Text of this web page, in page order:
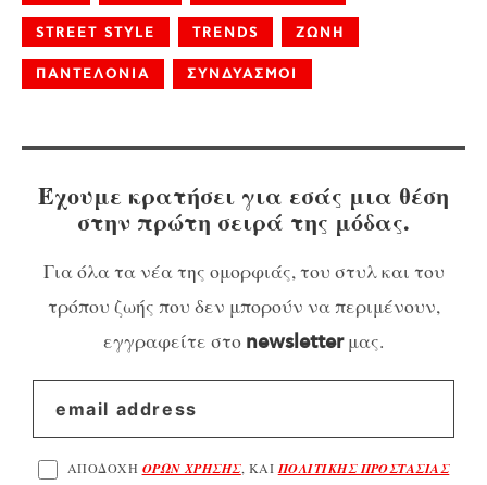
STREET STYLE TRENDS ΖΩΝΗ
ΠΑΝΤΕΛΟΝΙΑ ΣΥΝΔΥΑΣΜΟΙ
Έχουμε κρατήσει για εσάς μια θέση
στην πρώτη σειρά της μόδας.
Για όλα τα νέα της ομορφιάς, του στυλ και του
τρόπου ζωής που δεν μπορούν να περιμένουν,
εγγραφείτε στο newsletterμας.
ΑΠΟΔΟΧΗ ΟΡΩΝ ΧΡΗΣΗΣ, ΚΑΙΠΟΛΙΤΙΚΗΣ ΠΡΟΣΤΑΣΙΑΣ